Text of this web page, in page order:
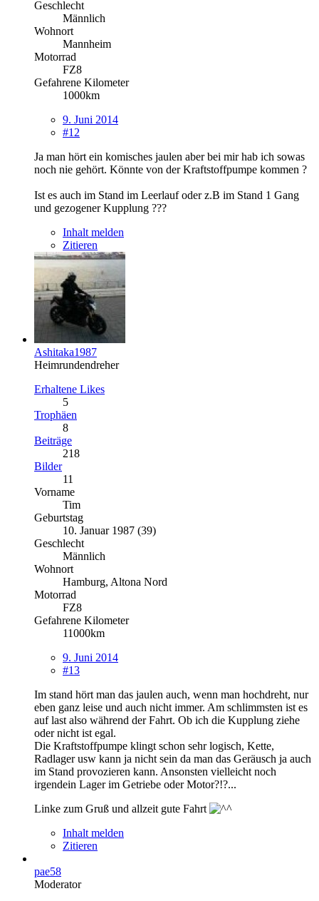
Geschlecht
Männlich
Wohnort
Mannheim
Motorrad
FZ8
Gefahrene Kilometer
1000km
9. Juni 2014
#12
Ja man hört ein komisches jaulen aber bei mir hab ich sowas
noch nie gehört. Könnte von der Kraftstoffpumpe kommen ?
Ist es auch im Stand im Leerlauf oder z.B im Stand 1 Gang
und gezogener Kupplung ???
Inhalt melden
Zitieren
Ashitaka1987
Heimrundendreher
Erhaltene Likes
5
Trophäen
8
Beiträge
218
Bilder
11
Vorname
Tim
Geburtstag
10. Januar 1987 (39)
Geschlecht
Männlich
Wohnort
Hamburg, Altona Nord
Motorrad
FZ8
Gefahrene Kilometer
11000km
9. Juni 2014
#13
Im stand hört man das jaulen auch, wenn man hochdreht, nur
eben ganz leise und auch nicht immer. Am schlimmsten ist es
auf last also während der Fahrt. Ob ich die Kupplung ziehe
oder nicht ist egal.
Die Kraftstoffpumpe klingt schon sehr logisch, Kette,
Radlager usw kann ja nicht sein da man das Geräusch ja auch
im Stand provozieren kann. Ansonsten vielleicht noch
irgendein Lager im Getriebe oder Motor?!?...
Linke zum Gruß und allzeit gute Fahrt
Inhalt melden
Zitieren
pae58
Moderator